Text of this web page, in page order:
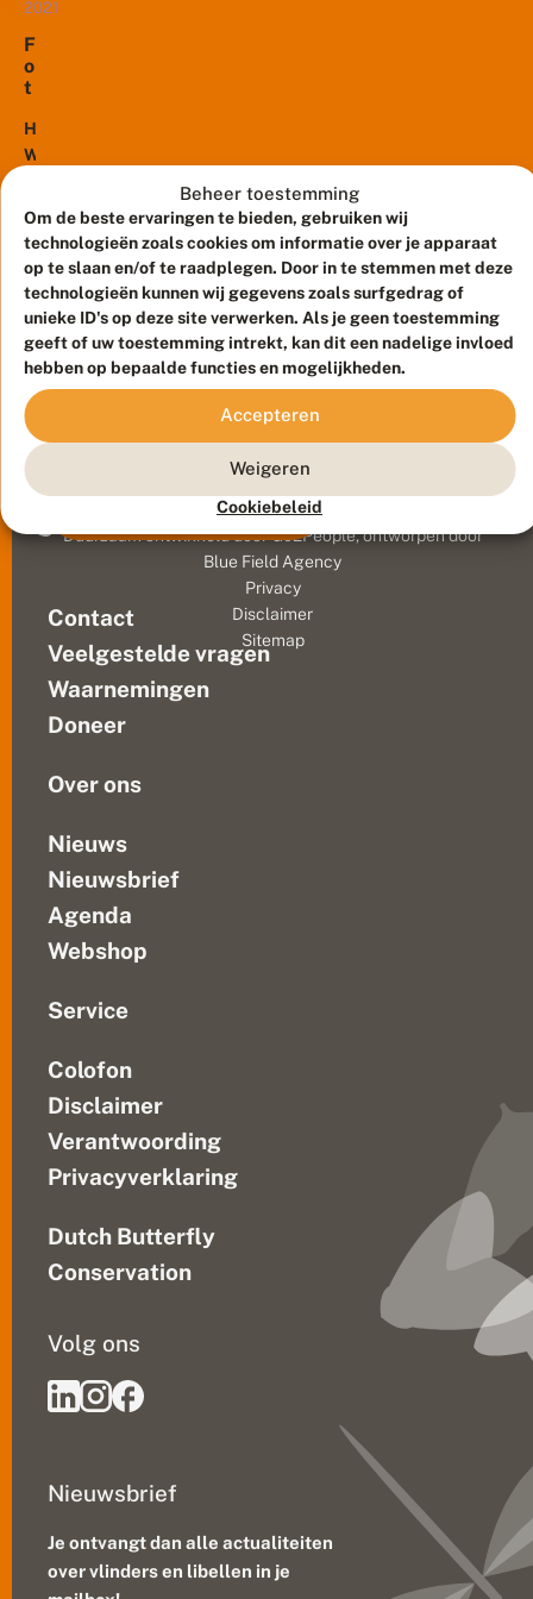
Beheer toestemming
Om de beste ervaringen te bieden, gebruiken wij
technologieën zoals cookies om informatie over je apparaat
op te slaan en/of te raadplegen. Door in te stemmen met deze
technologieën kunnen wij gegevens zoals surfgedrag of
unieke ID's op deze site verwerken. Als je geen toestemming
geeft of uw toestemming intrekt, kan dit een nadelige invloed
hebben op bepaalde functies en mogelijkheden.
Accepteren
Weigeren
Cookiebeleid
e
d
u
c
i
e
n
d
i
g
o
m
n
a
t
u
r
t
e
b
s
natuurherstel’,
geschreven
door
elf
wetenschappers
op
gebied
van
stikstofecologie
en
biodiversiteit.
De
conclusie
van
de
wetenschappers...
2021
F
o
t
w
e
d
t
r
ij
d
i
n
s
e
t
e
n
v
I
Het
Wereld
organiseert
een
fotowedstrijd
‘Mijn
mooiste
insectenfoto’
op
Instagram.
Iedereen
kan
en
winnen.
Inzenden
tussen
Contact
Veelgestelde vragen
Waarnemingen
Doneer
Over ons
Nieuws
Nieuwsbrief
Agenda
Webshop
Service
Colofon
Disclaimer
Verantwoording
Privacyverklaring
Dutch Butterfly
Conservation
Nieuwsbrief
Je ontvangt dan alle actualiteiten
over vlinders en libellen in je
Volg ons
Meld waarnemingen
© 2026 Vlinderstichting
Duurzaam ontwikkeld doorGo2People, ontworpen door
Blue Field Agency
Privacy
Disclaimer
Sitemap